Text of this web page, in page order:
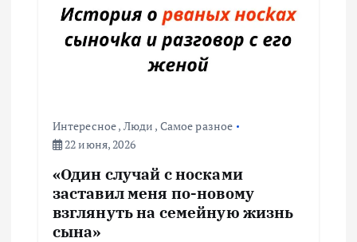
Интересное, Люди , Самое разное
22 июня, 2026
«Один случай с носками
заставил меня по-новому
взглянуть на семейную жизнь
сына»